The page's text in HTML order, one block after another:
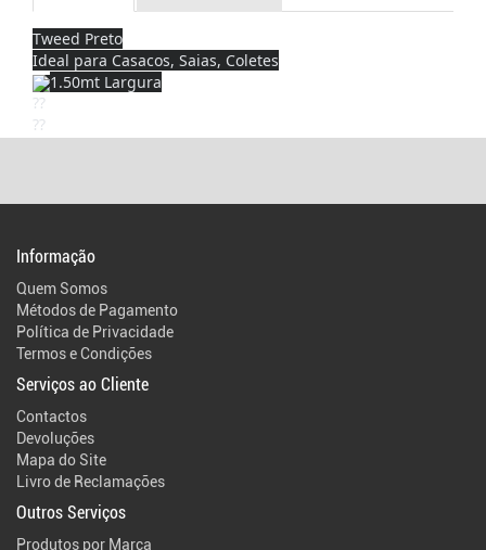
Tweed Preto
Ideal para Casacos, Saias, Coletes
1.50mt Largura
Informação
Quem Somos
Métodos de Pagamento
Política de Privacidade
Termos e Condições
Serviços ao Cliente
Contactos
Devoluções
Mapa do Site
Livro de Reclamações
Outros Serviços
Produtos por Marca